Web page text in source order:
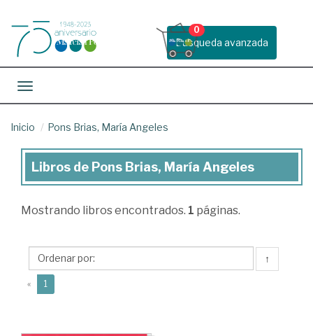
Busqueda avanzada
0
Toggle navigation
Inicio Pons Brias, María Angeles
Libros
Pons
María
Angeles
Libros de Pons Brias, María Angeles
Mostrando libros encontrados. 1 páginas.
↑
« 1